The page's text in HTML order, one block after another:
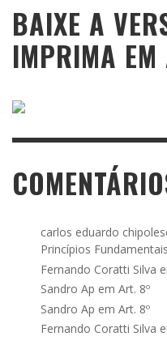
BAIXE A
IMPRIMA EM
carlos eduardo
Princípios
Fernando Coratti Silva
Sandro Ap em Art. 8º
Sandro Ap em Art. 8º
Fernando Coratti Silva